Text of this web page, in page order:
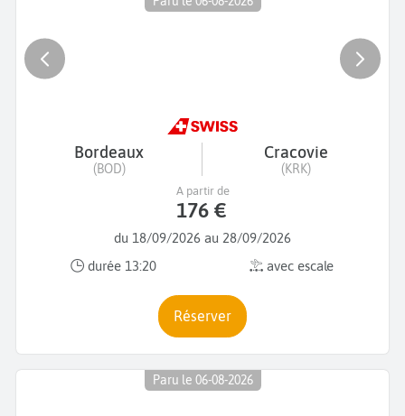
Bordeaux
(BOD)
Cracovie
(KRK)
du 18/09/2026 au 28/09/2026
durée 13:20
avec escale
A partir de
176 €
Réserver
Paru le 06-08-2026